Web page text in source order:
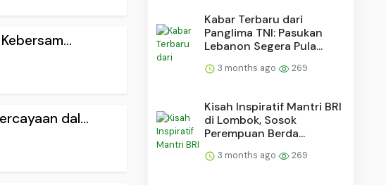
dal...
Kabar Terbaru dari
Panglima TNI: Pasukan
Lebanon Segera Pula...
3 months ago 269
Kisah Inspiratif Mantri BRI
di Lombok, Sosok
Perempuan Berda...
3 months ago 269